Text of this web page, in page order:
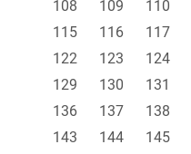
108
109 110
115
116 117
122
123 124
129
130 131
136
137 138
143
144 145